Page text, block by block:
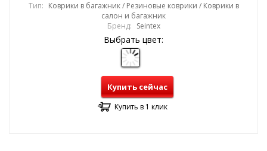
Тип: Коврики в багажник / Резиновые коврики / Коврики в
салон и багажник
Бренд: Seintex
Выбрать цвет:
Купить сейчас
Купить в 1 клик